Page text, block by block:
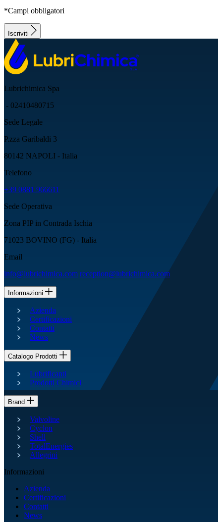
*Campi obbligatori
Iscriviti
Lubrichimica Spa
- 02410480715
Sede Legale
P.zza Garibaldi 3
80142 NAPOLI - Italia
Telefono
+39 0881 966611
Sede Operativa
Zona PIP in Contrada Ischia
71023 BOVINO (FG) - Italia
Email
info@lubrichimica.com reception@lubrichimica.com
Informazioni
Azienda
Certificazioni
Contatti
News
Catalogo Prodotti
Lubrificanti
Prodotti Chimici
Brand
Valvoline
Cyclon
Shell
TotalEnergies
Allegrini
Informazioni
Azienda
Certificazioni
Contatti
News